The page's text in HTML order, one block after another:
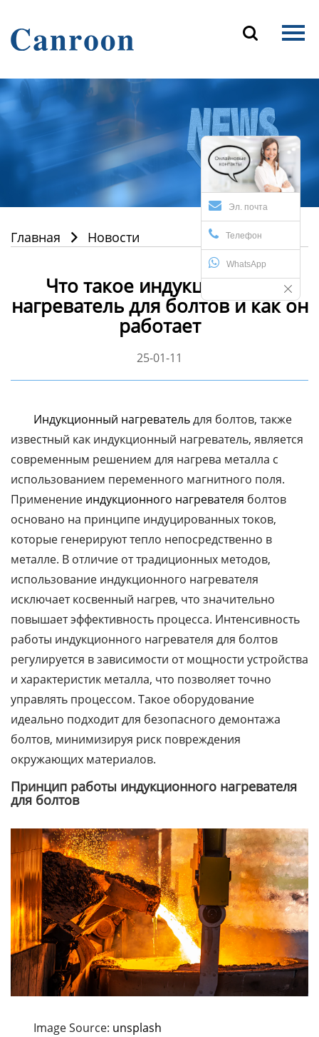

Продукция
О Нас
Контакты
Эл. почта
Телефон
WhatsApp
Главная  Новости
Что такое индукционный
нагреватель для болтов и как он
работает
25-01-11
Индукционный нагревательдля болтов, также
известный как индукционный нагреватель, является
современным решением для нагрева металла с
использованием переменного магнитного поля.
Применение индукционного нагревателя болтов
основано на принципе индуцированных токов,
которые генерируют тепло непосредственно в
металле. В отличие от традиционных методов,
использование индукционного нагревателя
исключает косвенный нагрев, что значительно
повышает эффективность процесса. Интенсивность
работы индукционного нагревателя для болтов
регулируется в зависимости от мощности устройства
и характеристик металла, что позволяет точно
управлять процессом. Такое оборудование
идеально подходит для безопасного демонтажа
болтов, минимизируя риск повреждения
окружающих материалов.
Принцип работы индукционного нагревателя
для болтов
Image Source: unsplash